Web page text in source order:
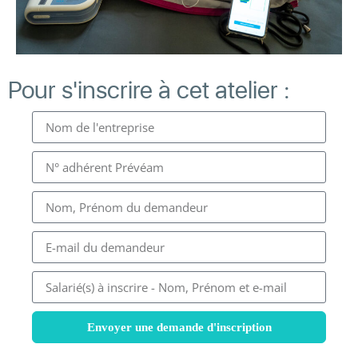
Pour s'inscrire à cet atelier :
Envoyer une demande d'inscription